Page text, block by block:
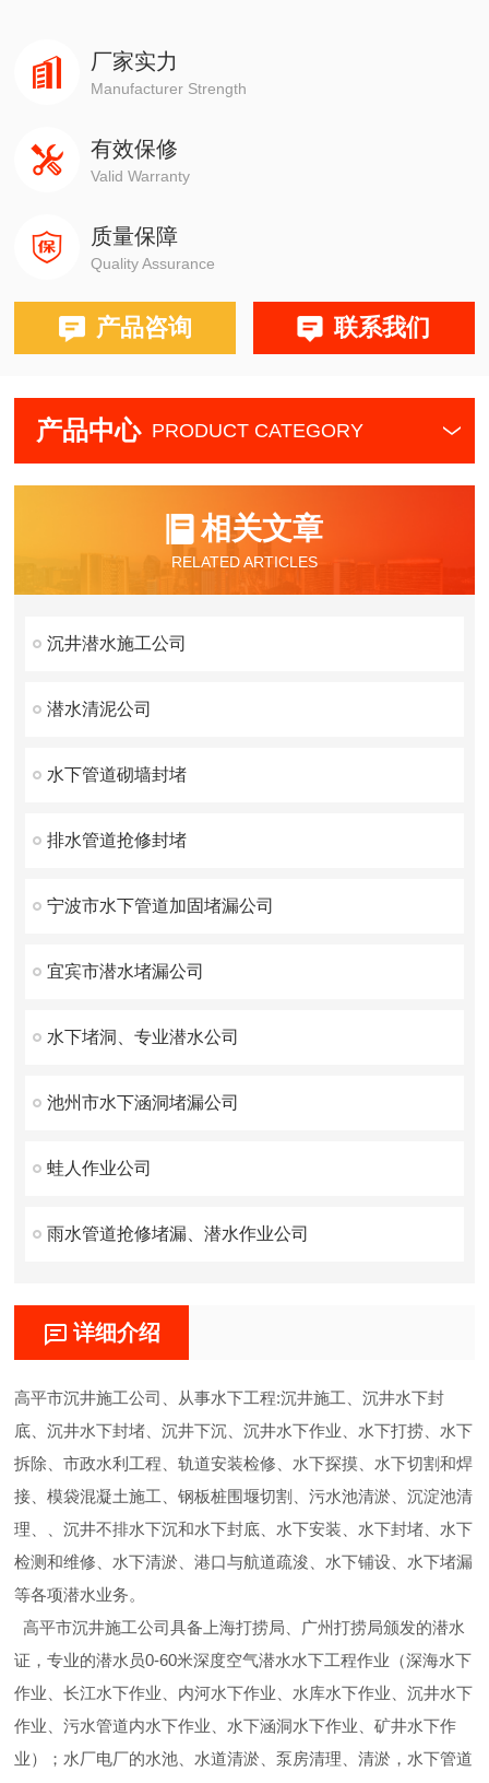
堵、水下钻孔、水下检查、水下爆破。 ...
厂家实力
Manufacturer Strength
有效保修
Valid Warranty
质量保障
Quality Assurance
产品咨询 联系我们
产品中心 PRODUCT CATEGORY
相关文章
RELATED ARTICLES
沉井潜水施工公司
潜水清泥公司
水下管道砌墙封堵
排水管道抢修封堵
宁波市水下管道加固堵漏公司
宜宾市潜水堵漏公司
水下堵洞、专业潜水公司
池州市水下涵洞堵漏公司
蛙人作业公司
雨水管道抢修堵漏、潜水作业公司
详细介绍
高平市沉井施工公司、从事水下工程:沉井施工、沉井水下封
底、沉井水下封堵、沉井下沉、沉井水下作业、水下打捞、水下
拆除、市政水利工程、轨道安装检修、水下探摸、水下切割和焊
接、模袋混凝土施工、钢板桩围堰切割、污水池清淤、沉淀池清
理、、沉井不排水下沉和水下封底、水下安装、水下封堵、水下
检测和维修、水下清淤、港口与航道疏浚、水下铺设、水下堵漏
等各项潜水业务。
高平市沉井施工公司具备上海打捞局、广州打捞局颁发的潜水
证，专业的潜水员0-60米深度空气潜水水下工程作业（深海水下
作业、长江水下作业、内河水下作业、水库水下作业、沉井水下
作业、污水管道内水下作业、水下涵洞水下作业、矿井水下作
业）；水厂电厂的水池、水道清淤、泵房清理、清淤，水下管道